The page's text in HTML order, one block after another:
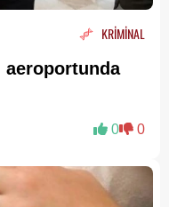
KRİMİNAL
aeroportunda
0 0